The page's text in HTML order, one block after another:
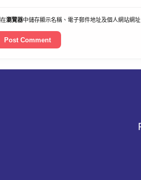
在瀏覽器中儲存顯示名稱、電子郵件地址及個人網站網